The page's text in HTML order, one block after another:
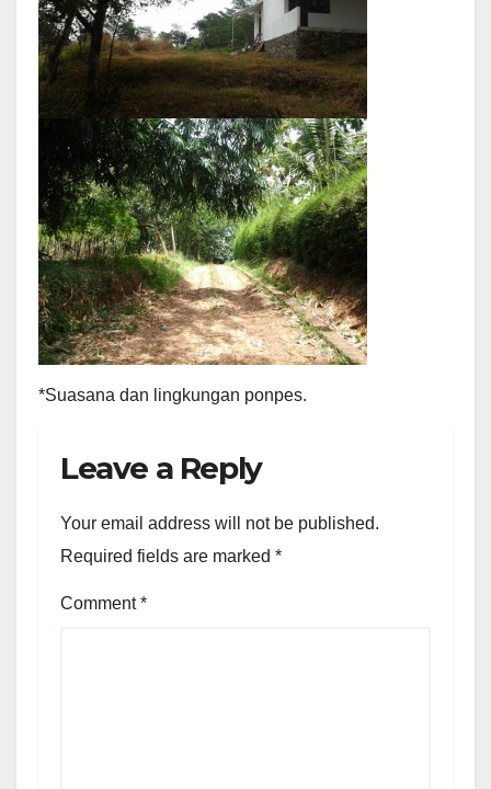
*Suasana dan lingkungan ponpes.
Leave a Reply
Your email address will not be published.
Required fields are marked *
Comment*